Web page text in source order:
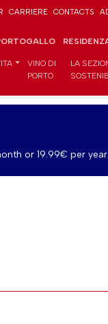
CARRIERE CONTACTS
VINO DI
PORTO
LA
or 19.99€ per year.